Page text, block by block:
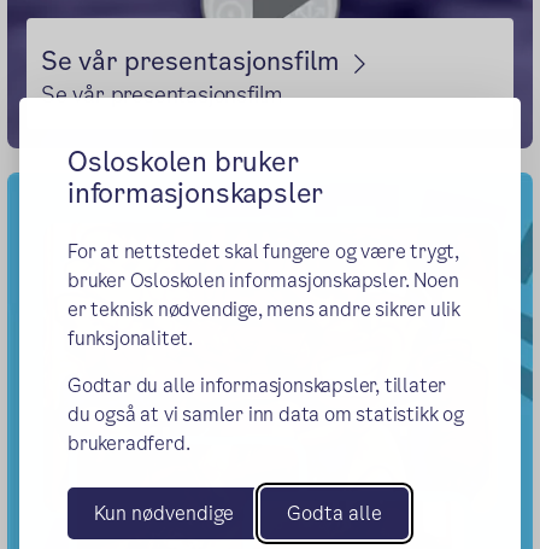
Osloskolen bruker
informasjonskapsler
For at nettstedet skal fungere og være trygt,
bruker Osloskolen informasjonskapsler. Noen
er teknisk nødvendige, mens andre sikrer ulik
funksjonalitet.
Godtar du alle informasjonskapsler, tillater
du også at vi samler inn data om statistikk og
brukeradferd.
Kun nødvendige Godta alle
Se vår presentasjonsfilm
Se vår presentasjonsfilm